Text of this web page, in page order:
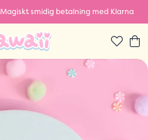
Magiskt smidig betalning med Klarna